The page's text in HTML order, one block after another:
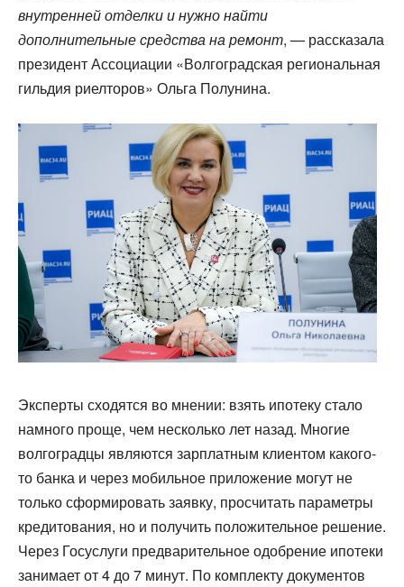
внутренней отделки и нужно найти
дополнительные средства на ремонт, — рассказала
президент Ассоциации «Волгоградская региональная
гильдия риелторов» Ольга Полунина.
Эксперты сходятся во мнении: взять ипотеку стало
намного проще, чем несколько лет назад. Многие
волгоградцы являются зарплатным клиентом какого-
то банка и через мобильное приложение могут не
только сформировать заявку, просчитать параметры
кредитования, но и получить положительное решение.
Через Госуслуги предварительное одобрение ипотеки
занимает от 4 до 7 минут. По комплекту документов